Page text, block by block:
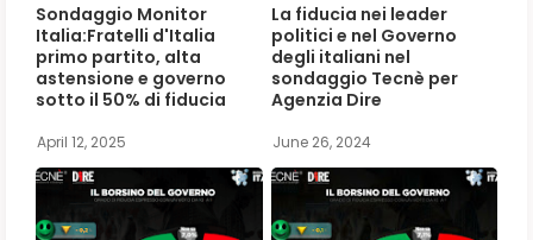
Sondaggio Monitor
Italia:Fratelli d'Italia
primo partito, alta
astensione e governo
sotto il 50% di fiducia
April 12, 2025
La fiducia nei leader
politici e nel Governo
degli italiani nel
sondaggio Tecnè per
Agenzia Dire
June 26, 2024